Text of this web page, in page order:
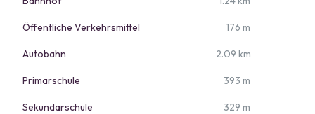
Öffentliche Verkehrsmittel 176 m
Autobahn 2.09 km
Primarschule 393 m
Sekundarschule 329 m